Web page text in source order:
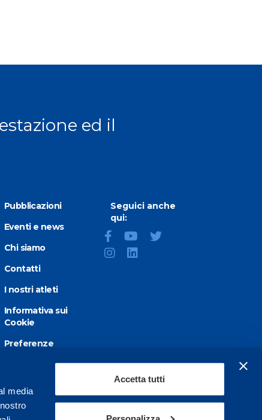
media
Accetta tutti
ed il
Pubblicazioni
Eventi e news
Chi siamo
Contatti
I nostri atleti
Informativa sui
Cookie
Preferenze
Dichiarazione di
accessibilità
Seguici anche
qui: